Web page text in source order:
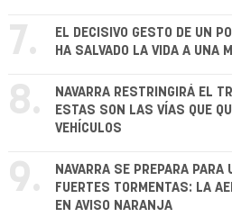
7.
EL DECISIVO GESTO DE UN
HA SALVADO LA VIDA A UNA
8.
NAVARRA RESTRINGIRÁ EL
ESTAS SON LAS VÍAS QUE
VEHÍCULOS
9.
NAVARRA SE PREPARA PARA
FUERTES TORMENTAS: LA
EN AVISO NARANJA